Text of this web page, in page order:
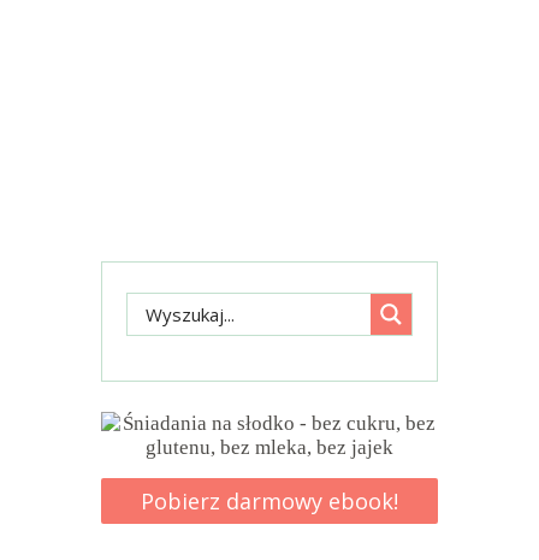
Pobierz darmowy ebook!